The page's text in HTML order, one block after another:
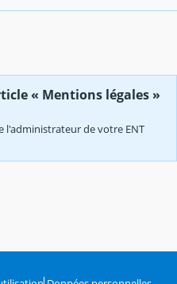
« Mentions légales »
l'administrateur de votre ENT